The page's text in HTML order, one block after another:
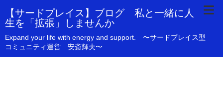
【サードプレイス】ブログ 私と一緒に人
生を「拡張」しませんか
Expand your life with energy and support. 〜サードプレイス型
コミュニティ運営 安斎輝夫〜